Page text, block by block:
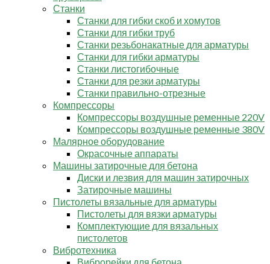
Станки
Станки для гибки скоб и хомутов
Станки для гибки труб
Станки резьбонакатные для арматуры
Станки для гибки арматуры
Станки листогибочные
Станки для резки арматуры
Станки правильно-отрезные
Компрессоры
Компрессоры воздушные ременные 220V
Компрессоры воздушные ременные 380V
Малярное оборудование
Окрасочные аппараты
Машины затирочные для бетона
Диски и лезвия для машин затирочных
Затирочные машины
Пистолеты вязальные для арматуры
Пистолеты для вязки арматуры
Комплектующие для вязальных
пистолетов
Вибротехника